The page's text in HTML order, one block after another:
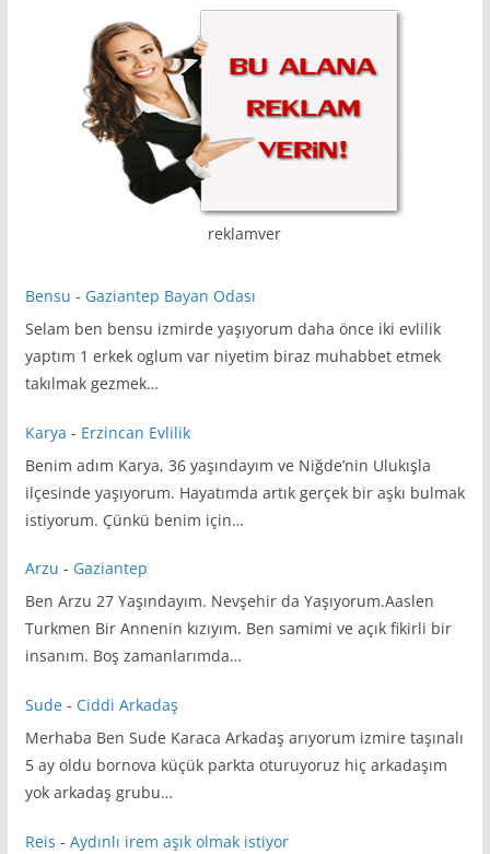
reklamver
Bensu - Gaziantep Bayan Odası
Selam ben bensu izmirde yaşıyorum daha önce iki evlilik
yaptım 1 erkek oglum var niyetim biraz muhabbet etmek
takılmak gezmek…
Karya - Erzincan Evlilik
Benim adım Karya, 36 yaşındayım ve Niğde’nin Ulukışla
ilçesinde yaşıyorum. Hayatımda artık gerçek bir aşkı bulmak
istiyorum. Çünkü benim için…
Arzu - Gaziantep
Ben Arzu 27 Yaşındayım. Nevşehir da Yaşıyorum.Aaslen
Turkmen Bir Annenin kızıyım. Ben samimi ve açık fikirli bir
insanım. Boş zamanlarımda…
Sude- Ciddi Arkadaş
Merhaba Ben Sude Karaca Arkadaş arıyorum izmire taşınalı
5 ay oldu bornova küçük parkta oturuyoruz hiç arkadaşım
yok arkadaş grubu…
Reis - Aydınlı irem aşık olmak istiyor